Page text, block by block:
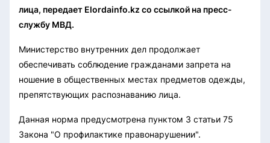
лица, передает Elordainfo.kz со ссылкой на пресс-
службу МВД.
Министерство внутренних дел продолжает
обеспечивать соблюдение гражданами запрета на
ношение в общественных местах предметов одежды,
препятствующих распознаванию лица.
Данная норма предусмотрена пунктом 3 статьи 75
Закона "О профилактике правонарушении".